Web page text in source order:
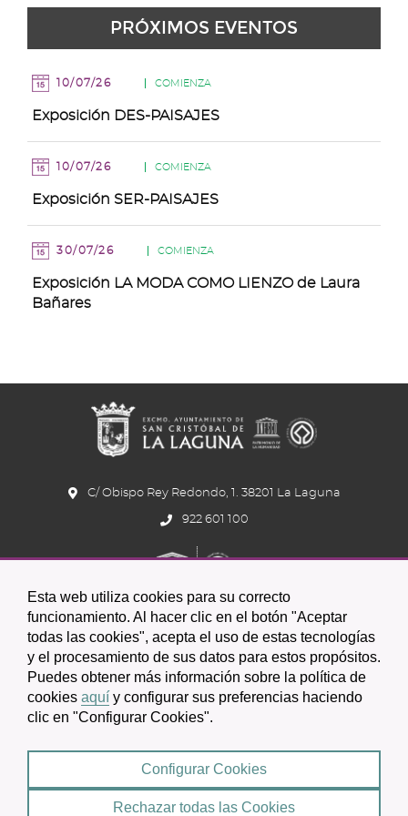
Esta web utiliza cookies para su correcto
funcionamiento. Al hacer clic en el botón "Aceptar
todas las cookies", acepta el uso de estas tecnologías
y el procesamiento de sus datos para estos propósitos.
Puedes obtener más información sobre la política de
cookies aquí y configurar sus preferencias haciendo
clic en "Configurar Cookies".
Configurar Cookies
Rechazar todas las Cookies
Agosto Agosto Agosto Agosto Agosto
31
PRÓXIMOS EVENTOS
10/07/26 COMIENZA
Exposición DES-PAISAJES
10/07/26 COMIENZA
Exposición SER-PAISAJES
30/07/26 COMIENZA
Exposición LA MODA COMO LIENZO de Laura
Bañares
C/ Obispo Rey Redondo, 1. 38201 La Laguna
922 601 100
Icono
circular
Icono
de
facebook
Icono
circular
Icono
de
twitter
Icono
circular
Icono
de
2026 © Excmo. Ayuntamiento de San Cristóbal de La Laguna
Condiciones de uso